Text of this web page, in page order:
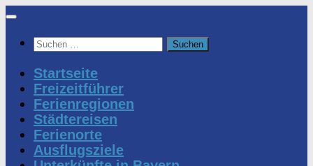
Zum
springenSuchen
Startseite
Freizeitführer
Ferienregionen
Städtereisen
Ferienorte
Ausflugsziele